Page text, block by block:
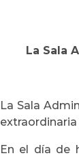
La Sala
La Sala
En el día de